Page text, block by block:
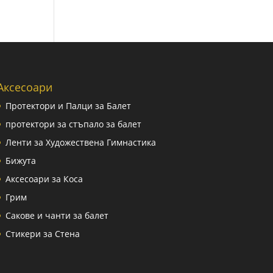
Протектори и Палци за Балет
протектори за стъпало за балет
Ленти за Художествена Гимнастика
Бижута
Аксесоари за Коса
Грим
Сакове и чанти за балет
Стикери за Стена